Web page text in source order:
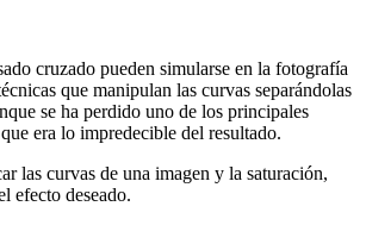
cruzado pueden simularse en la fotografía
que manipulan las curvas separándolas
se ha perdido uno de los principales
era lo impredecible del resultado.
las curvas de una imagen y la saturación,
efecto deseado.